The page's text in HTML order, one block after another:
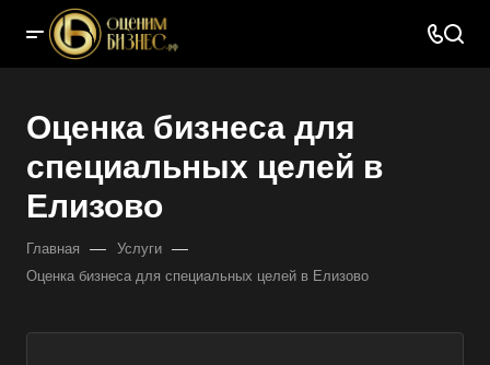
Оценка бизнеса для
специальных целей в
Елизово
Главная — Услуги —
Оценка бизнеса для специальных целей в Елизово